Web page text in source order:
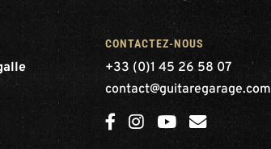
CONTACTEZ-NOUS
+33 (0)1 45 26 58 07
contact@guitaregarage.com